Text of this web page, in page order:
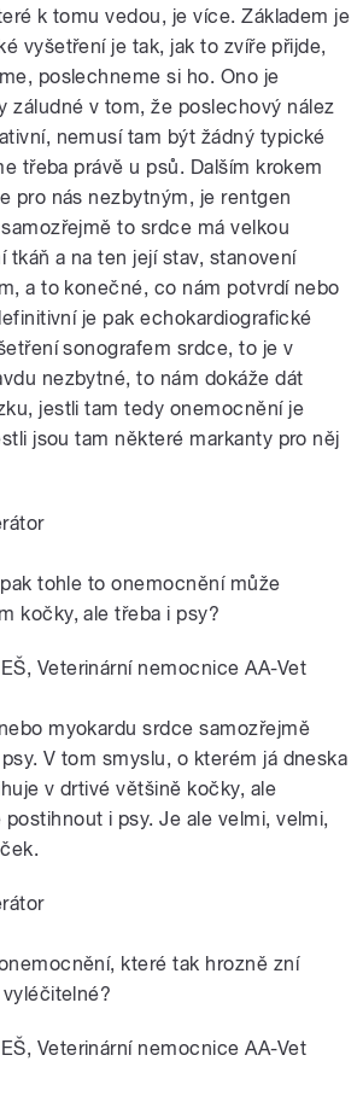
k tomu vedou, je více. Základem je
vyšetření je tak, jak to zvíře přijde,
poslechneme si ho. Ono je
záludné v tom, že poslechový nález
nemusí tam být žádný typické
třeba právě u psů. Dalším krokem
pro nás nezbytným, je rentgen
to srdce má velkou
tkáň a na ten její stav, stanovení
a to konečné, co nám potvrdí nebo
je pak echokardiografické
sonografem srdce, to je v
nezbytné, to nám dokáže dát
jestli tam tedy onemocnění je
jsou tam některé markanty pro něj
tohle to onemocnění může
kočky, ale třeba i psy?
Veterinární nemocnice AA-Vet
myokardu srdce samozřejmě
V tom smyslu, o kterém já dneska
v drtivé většině kočky, ale
i psy. Je ale velmi, velmi,
které tak hrozně zní
Veterinární nemocnice AA-Vet